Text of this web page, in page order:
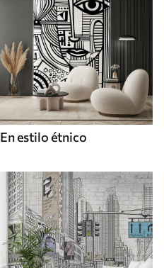
En estilo étnico